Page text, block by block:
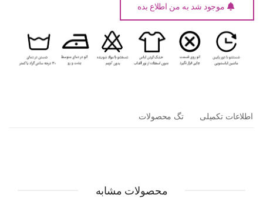
موجود شد به من اطلاع بده
اطلاعات تکمیلی تگ محصولات
محصولات مشابه